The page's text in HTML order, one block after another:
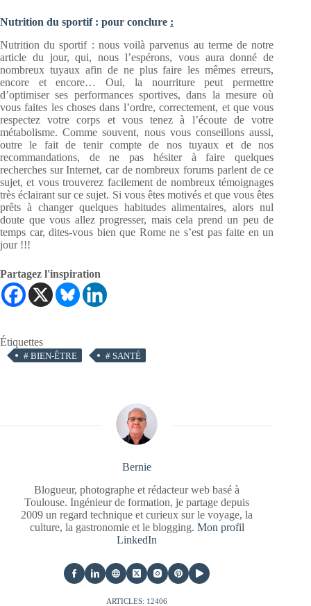
Nutrition du sportif : pour conclure :
Nutrition du sportif : nous voilà parvenus au terme de notre
article du jour, qui, nous l’espérons, vous aura donné de
nombreux tuyaux afin de ne plus faire les mêmes erreurs,
encore et encore… Oui, la nourriture peut permettre
d’optimiser ses performances sportives, dans la mesure où
vous faites les choses dans l’ordre, correctement, et que vous
respectez votre corps et vous tenez à l’écoute de votre
métabolisme. Comme souvent, nous vous conseillons aussi,
outre le fait de tenir compte de nos tuyaux et de nos
recommandations, de ne pas hésiter à faire quelques
recherches sur Internet, car de nombreux forums parlent de ce
sujet, et vous trouverez facilement de nombreux témoignages
très éclairant sur ce sujet. Si vous êtes motivés et que vous êtes
prêts à changer quelques habitudes alimentaires, alors nul
doute que vous allez progresser, mais cela prend un peu de
temps car, dites-vous bien que Rome ne s’est pas faite en un
jour !!!
Partagez l'inspiration
Étiquettes
# BIEN-ÊTRE # SANTÉ
Bernie
Blogueur, photographe et rédacteur web basé à
Toulouse. Ingénieur de formation, je partage depuis
2009 un regard technique et curieux sur le voyage, la
culture, la gastronomie et le blogging. Mon profil
LinkedIn
ARTICLES: 12406